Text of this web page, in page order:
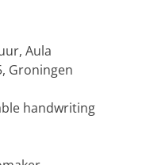
Aula
Groningen
handwriting